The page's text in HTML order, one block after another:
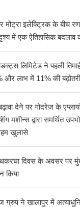
मोंट्रा इलेक्ट्रिक के बीच
में एक ऐतिहासिक
लिमिटेड ने पहली
और लाभ में 11% की बढ़ोतरी
देने पर गोदरेज के
मशीन्स द्वारा समर्थित
खुलासे
हथकरघा दिवस के अवसर पर
किया
ग्रुप ने खालापुर में